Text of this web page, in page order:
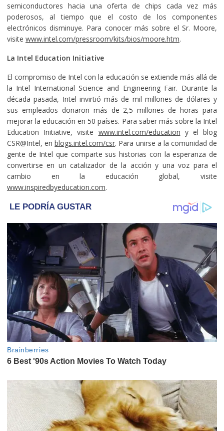
semiconductores hacia una oferta de chips cada vez más
poderosos, al tiempo que el costo de los componentes
electrónicos disminuye. Para conocer más sobre el Sr. Moore,
visite www.intel.com/pressroom/kits/bios/moore.htm.
La Intel Education Initiative
El compromiso de Intel con la educación se extiende más allá de
la Intel International Science and Engineering Fair. Durante la
década pasada, Intel invirtió más de mil millones de dólares y
sus empleados donaron más de 2,5 millones de horas para
mejorar la educación en 50 países. Para saber más sobre la Intel
Education Initiative, visite www.intel.com/education y el blog
CSR@Intel, enblogs.intel.com/csr. Para unirse a la comunidad de
gente de Intel que comparte sus historias con la esperanza de
convertirse en un catalizador de la acción y una voz para el
cambio en la educación global, visite
www.inspiredbyeducation.com.